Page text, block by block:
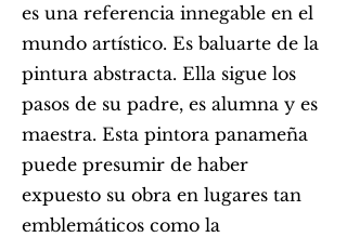
es una referencia innegable en el
mundo artístico. Es baluarte de la
pintura abstracta. Ella sigue los
pasos de su padre, es alumna y es
maestra. Esta pintora panameña
puede presumir de haber
expuesto su obra en lugares tan
emblemáticos como la